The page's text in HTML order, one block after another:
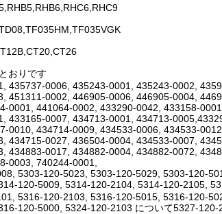
おりです
435737-0006, 435243-0001, 435243-0002,
451311-0002, 446905-0006, 446905-0004,
0001, 441064-0002, 433290-0042, 433158-
433165-0007, 434713-0001, 434713-
0010, 434714-0009, 434533-0006, 434533-
434715-0027, 436504-0004, 434533-0007,
434883-0017, 434882-0004, 434882-0072,
0003, 740244-0001,
5303-120-5023, 5303-120-5029, 5303-120-
120-5009, 5314-120-2104, 5314-120-2105,
5316-120-2103, 5316-120-5015, 5316-120-
120-5000, 5324-120-2103 について5327-